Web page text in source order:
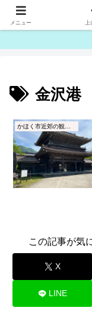
ゴム紐・平ゴ
金沢港
この記事が気
X
LINE
メニュー 上